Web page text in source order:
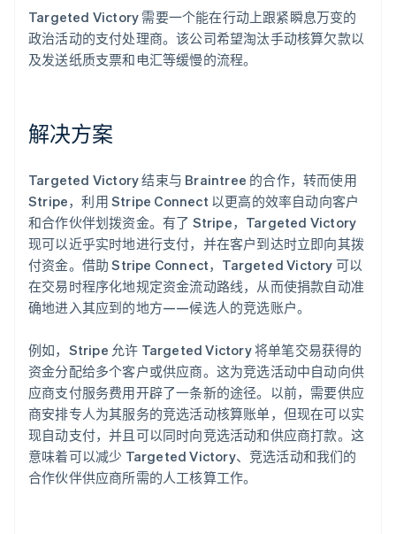
Targeted Victory 需要一个能在行动上跟紧瞬息万变的
政治活动的支付处理商。该公司希望淘汰手动核算欠款以
及发送纸质支票和电汇等缓慢的流程。
解决方案
Targeted Victory 结束与 Braintree 的合作，转而使用
Stripe，利用 Stripe Connect 以更高的效率自动向客户
和合作伙伴划拨资金。有了 Stripe，Targeted Victory
现可以近乎实时地进行支付，并在客户到达时立即向其拨
付资金。借助 Stripe Connect，Targeted Victory 可以
在交易时程序化地规定资金流动路线，从而使捐款自动准
确地进入其应到的地方——候选人的竞选账户。
例如，Stripe 允许 Targeted Victory 将单笔交易获得的
资金分配给多个客户或供应商。这为竞选活动中自动向供
应商支付服务费用开辟了一条新的途径。以前，需要供应
商安排专人为其服务的竞选活动核算账单，但现在可以实
现自动支付，并且可以同时向竞选活动和供应商打款。这
意味着可以减少 Targeted Victory、竞选活动和我们的
合作伙伴供应商所需的人工核算工作。